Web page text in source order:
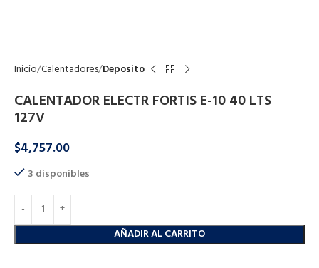
Inicio Calentadores Deposito
CALENTADOR ELECTR FORTIS E-10 40 LTS
127V
$4,757.00
3 disponibles
AÑADIR AL CARRITO